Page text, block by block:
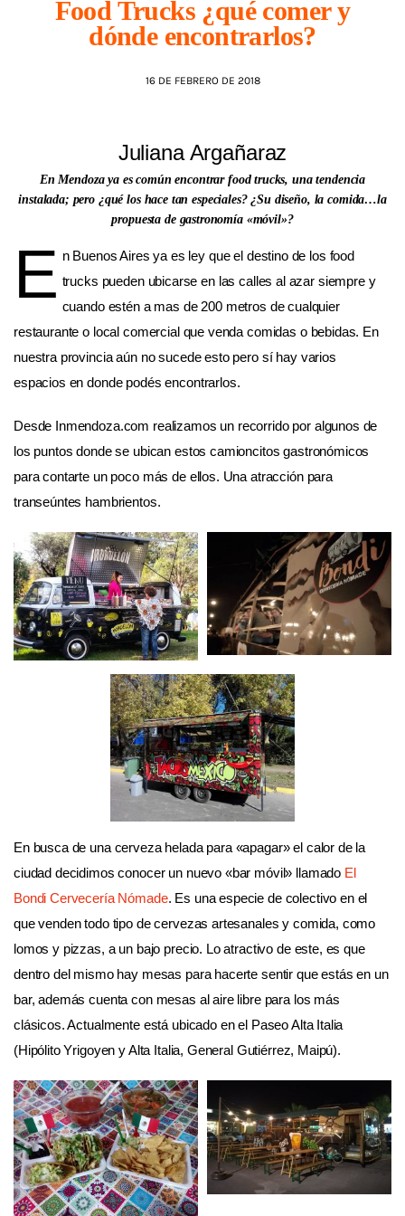
AGENDA
Food Trucks ¿qué comer y
dónde encontrarlos?
16 DE FEBRERO DE 2018
Juliana Argañaraz
En Mendoza ya es común encontrar food trucks, una tendencia
instalada; pero ¿qué los hace tan especiales? ¿Su diseño, la comida…la
propuesta de gastronomía «móvil»?
E n Buenos Aires ya es ley que el destino de los food
trucks pueden ubicarse en las calles al azar siempre y
cuando estén a mas de 200 metros de cualquier
restaurante o local comercial que venda comidas o bebidas. En
nuestra provincia aún no sucede esto pero sí hay varios
espacios en donde podés encontrarlos.
Desde Inmendoza.com realizamos un recorrido por algunos de
los puntos donde se ubican estos camioncitos gastronómicos
para contarte un poco más de ellos. Una atracción para
transeúntes hambrientos.
En busca de una cerveza helada para «apagar» el calor de la
ciudad decidimos conocer un nuevo «bar móvil» llamado El
Bondi Cervecería Nómade. Es una especie de colectivo en el
que venden todo tipo de cervezas artesanales y comida, como
lomos y pizzas, a un bajo precio. Lo atractivo de este, es que
dentro del mismo hay mesas para hacerte sentir que estás en un
bar, además cuenta con mesas al aire libre para los más
clásicos. Actualmente está ubicado en el Paseo Alta Italia
(Hipólito Yrigoyen y Alta Italia, General Gutiérrez, Maipú).